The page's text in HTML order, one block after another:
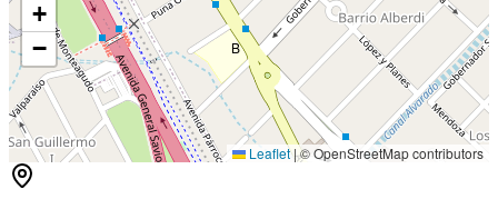
B
+
−
Leaflet |© OpenStreetMap contributors